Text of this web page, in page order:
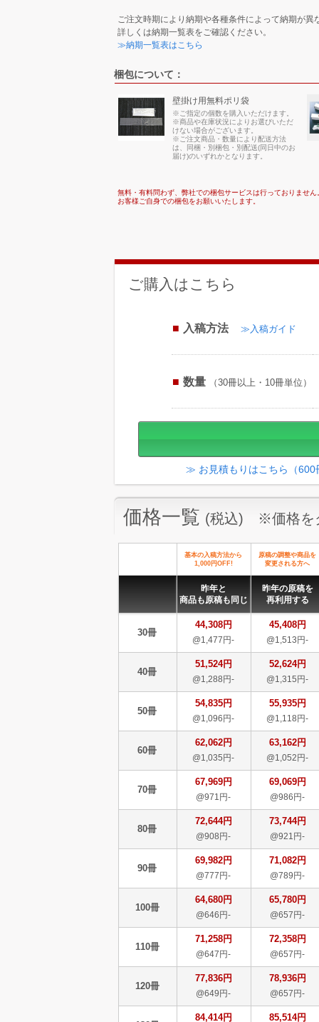
ご注文時期により納期や各種条件によって納期が異
詳しくは納期一覧表をご確認ください。
≫納期一覧表はこちら
梱包について：
壁掛け用無料ポリ袋
※ご指定の個数を購入いただけます。
※商品や在庫状況によりお選びいただ
けない場合がございます。
※ご注文商品・数量により配送方法
は、同梱・別梱包・別配送(同日中のお
届け)のいずれかとなります。
無料・有料問わず、弊社での梱包サービスは行っておりません
お客様ご自身での梱包をお願いいたします。
ご購入はこちら
入稿方法 ≫入稿ガイド
数量 （30冊以上・10冊単位）
≫ お見積もりはこちら（600
価格一覧 (税込) ※価格を
基本の入稿方法から
1,000円OFF!
原稿の調整や商品を
変更される方へ
昨年と
商品も原稿も同じ
昨年の原稿を
再利用する
30冊
44,308円
@1,477円-
45,408円
@1,513円-
40冊
51,524円
@1,288円-
52,624円
@1,315円-
50冊
54,835円
@1,096円-
55,935円
@1,118円-
60冊
62,062円
@1,035円-
63,162円
@1,052円-
70冊
67,969円
@971円-
69,069円
@986円-
80冊
72,644円
@908円-
73,744円
@921円-
90冊
69,982円
@777円-
71,082円
@789円-
100冊
64,680円
@646円-
65,780円
@657円-
110冊
71,258円
@647円-
72,358円
@657円-
120冊
77,836円
@649円-
78,936円
@657円-
84,414円 85,514円